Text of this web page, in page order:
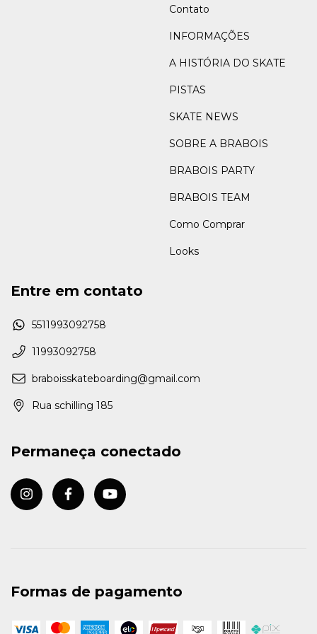
Contato
INFORMAÇÕES
A HISTÓRIA DO SKATE
PISTAS
SKATE NEWS
SOBRE A BRABOIS
BRABOIS PARTY
BRABOIS TEAM
Como Comprar
Looks
Entre em contato
5511993092758
11993092758
braboisskateboarding@gmail.com
Rua schilling 185
Permaneça conectado
Formas de pagamento